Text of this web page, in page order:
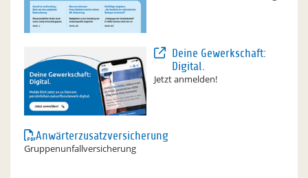
Deine Gewerkschaft:
Digital.
Jetzt anmelden!
Anwärterzusatzversicherung
Gruppenunfallversicherung